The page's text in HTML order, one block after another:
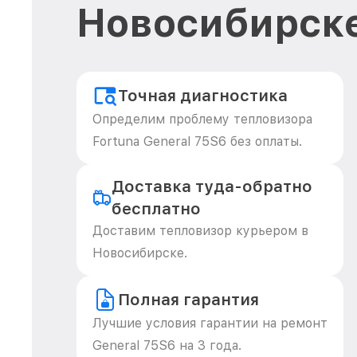
Точная диагностика
Определим проблему тепловизора
Fortuna General 75S6 без оплаты.
Доставка туда-обратно
бесплатно
Доставим тепловизор курьером в
Новосибирске.
Полная гарантия
Лучшие условия гарантии на ремонт
General 75S6 на 3 года.